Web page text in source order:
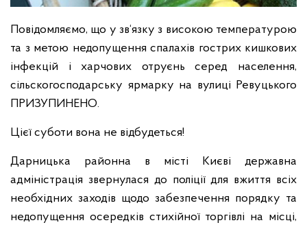
Повідомляємо, що у зв‘язку з високою температурою
та з метою недопущення спалахів гострих кишкових
інфекцій і харчових отруєнь серед населення,
сільскогосподарську ярмарку на вулиці Ревуцького
ПРИЗУПИНЕНО.
Цієї суботи вона не відбудеться!
Дарницька районна в місті Києві державна
адміністрація звернулася до поліції для вжиття всіх
необхідних заходів щодо забезпечення порядку та
недопущення осередків стихійної торгівлі на місці,